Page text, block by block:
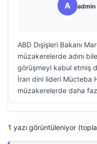
A admin
ABD Dışişleri Bakanı
müzakerelerde adını
görüşmeyi kabul etmiş
İran dini lideri Mücteba
müzakerelerde daha
1 yazı görüntüleniyor